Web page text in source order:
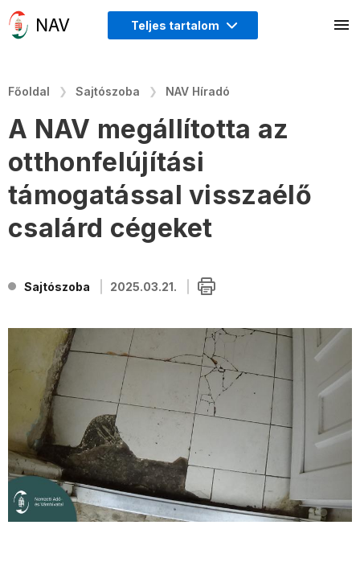
Teljes tartalom
Főoldal Sajtószoba NAV Híradó
A NAV megállította az
otthonfelújítási
támogatással visszaélő
csalárd cégeket
Sajtószoba 2025.03.21.